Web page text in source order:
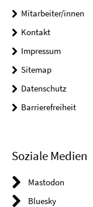
Mitarbeiter/innen
Kontakt
Impressum
Sitemap
Datenschutz
Barrierefreiheit
Soziale Medien
Mastodon
Bluesky